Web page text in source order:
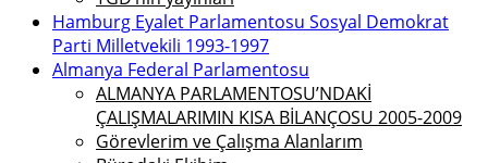
Hamburg Eyalet Parlamentosu Sosyal Demokrat
Parti Milletvekili 1993-1997
Almanya Federal Parlamentosu
ALMANYA PARLAMENTOSU’NDAKİ
ÇALIŞMALARIMIN KISA BİLANÇOSU 2005-2009
Görevlerim ve Çalışma Alanlarım